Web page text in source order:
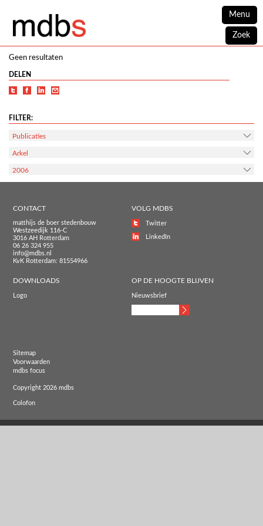
Menu
Zoek
Geen resultaten
DELEN
FILTER:
Publicaties
Arkel
2006
CONTACT
matthijs de boer stedenbouw
Westzeedijk 116-C
3016 AH Rotterdam
06 26 324 955
info@mdbs.nl
KvK Rotterdam: 81554966
VOLG MDBS
Twitter
LinkedIn
DOWNLOADS
Logo
OP DE HOOGTE BLIJVEN
Nieuwsbrief
Sitemap
Voorwaarden
mdbs focus
Copyright 2026 mdbs
Colofon